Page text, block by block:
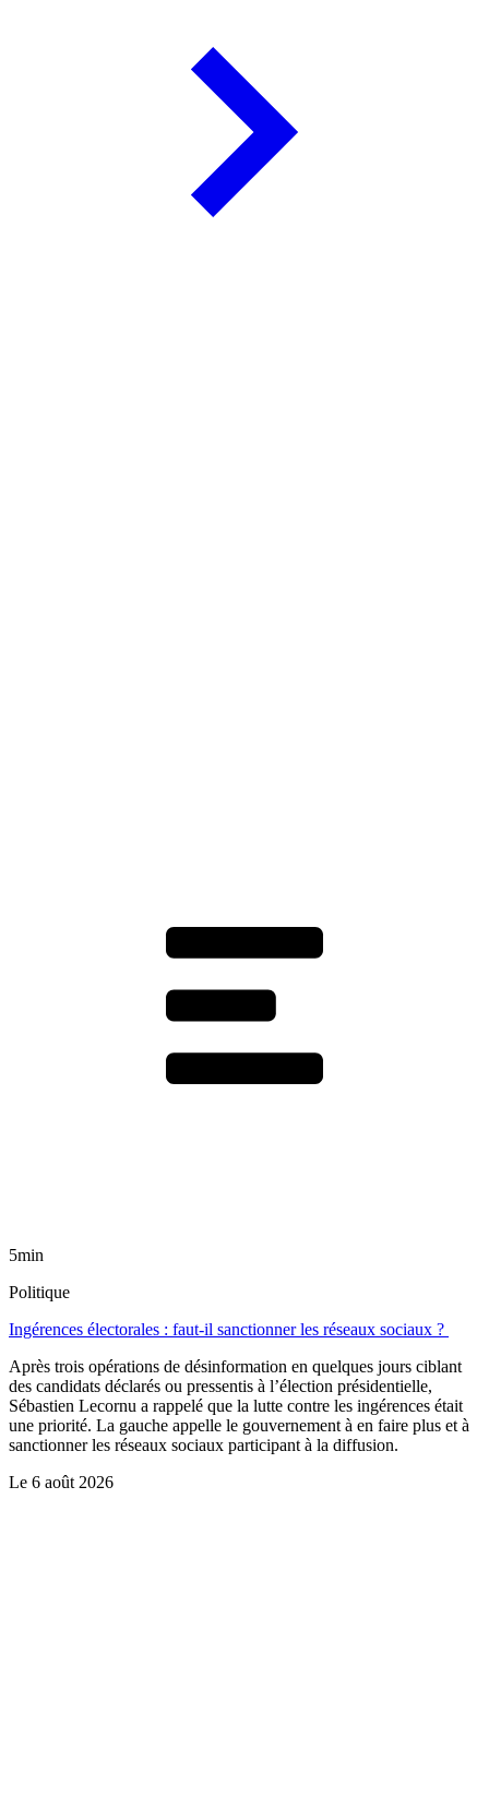
5min
Politique
Ingérences électorales : faut-il sanctionner les réseaux sociaux ?
Après trois opérations de désinformation en quelques jours ciblant
des candidats déclarés ou pressentis à l’élection présidentielle,
Sébastien Lecornu a rappelé que la lutte contre les ingérences était
une priorité. La gauche appelle le gouvernement à en faire plus et à
sanctionner les réseaux sociaux participant à la diffusion.
Le 6 août 2026